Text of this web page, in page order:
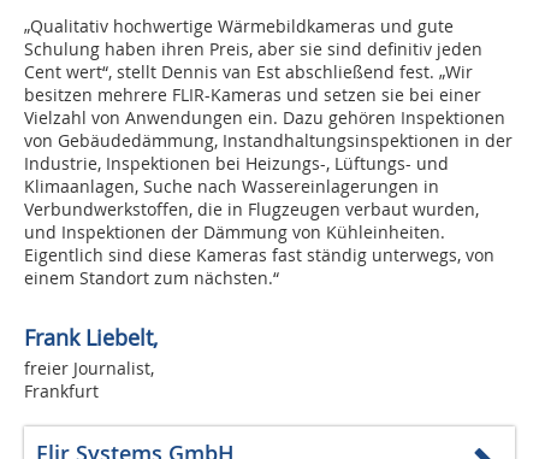
„Qualitativ hochwertige Wärmebildkameras und gute
Schulung haben ihren Preis, aber sie sind definitiv jeden
Cent wert“, stellt Dennis van Est abschließend fest. „Wir
besitzen mehrere FLIR-Kameras und setzen sie bei einer
Vielzahl von Anwendungen ein. Dazu gehören Inspektionen
von Gebäudedämmung, Instandhaltungsinspektionen in der
Industrie, Inspektionen bei Heizungs-, Lüftungs- und
Klimaanlagen, Suche nach Wassereinlagerungen in
Verbundwerkstoffen, die in Flugzeugen verbaut wurden,
und Inspektionen der Dämmung von Kühleinheiten.
Eigentlich sind diese Kameras fast ständig unterwegs, von
einem Standort zum nächsten.“
Frank Liebelt,
freier Journalist,
Frankfurt